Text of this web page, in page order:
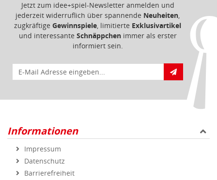
Jetzt zum idee+spiel-Newsletter anmelden und
jederzeit widerruflich über spannende Neuheiten,
zugkräftige Gewinnspiele, limitierte Exklusivartikel
und interessante Schnäppchenimmer als erster
informiert sein.
E-Mail für Newsletteranmeldung
Informationen
Impressum
Datenschutz
Barrierefreiheit